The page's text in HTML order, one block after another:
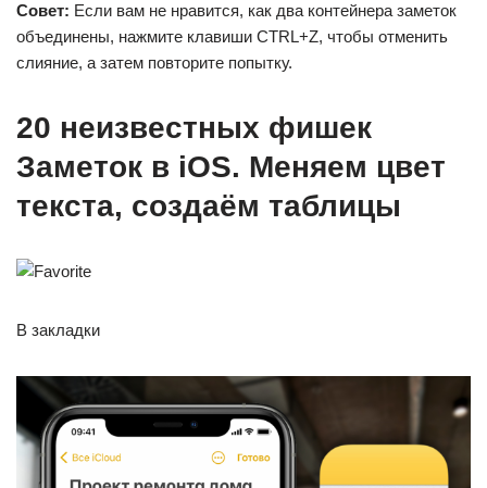
Совет: Если вам не нравится, как два контейнера заметок
объединены, нажмите клавиши CTRL+Z, чтобы отменить
слияние, а затем повторите попытку.
20 неизвестных фишек
Заметок в iOS. Меняем цвет
текста, создаём таблицы
В закладки